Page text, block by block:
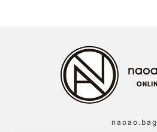
naoao.bag